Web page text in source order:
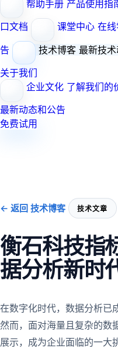
帮助手册 产品使用指
口文档
课堂中心 在
告
技术博客 最新技
关于我们
企业文化 了解我们的
最新动态和公告
免费试用
← 返回 技术博客 技术文章
衡石科技指
据分析新时
在数字化时代，数据分析已
然而，面对海量且复杂的数
展示，成为企业面临的一大